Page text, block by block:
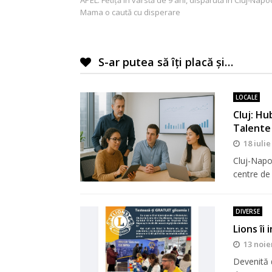
în
Mama o caută cu disperare
S-ar putea să îți placă și…
LOCALE
Cluj:
Talente
18 iulie
Cluj-
centre
DIVERSE
Lions îi
13
Devenită